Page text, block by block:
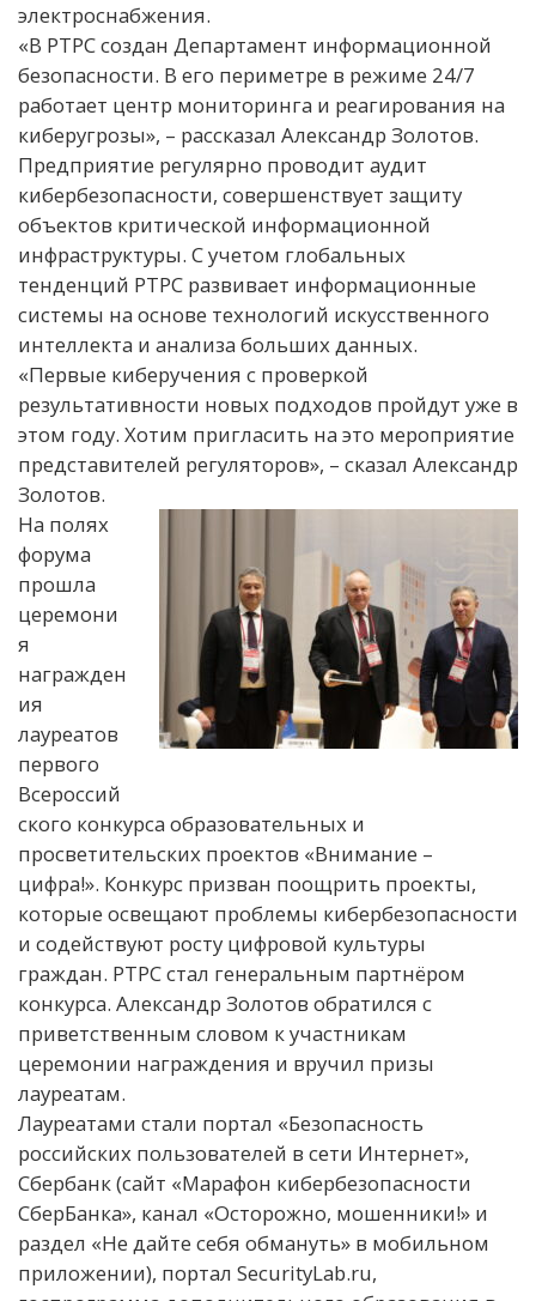
электроснабжения.
«В РТРС создан Департамент информационной
безопасности. В его периметре в режиме 24/7
работает центр мониторинга и реагирования на
киберугрозы», – рассказал Александр Золотов.
Предприятие регулярно проводит аудит
кибербезопасности, совершенствует защиту
объектов критической информационной
инфраструктуры. С учетом глобальных
тенденций РТРС развивает информационные
системы на основе технологий искусственного
интеллекта и анализа больших данных.
«Первые киберучения с проверкой
результативности новых подходов пройдут уже в
этом году. Хотим пригласить на это мероприятие
представителей регуляторов», – сказал Александр
Золотов.
На полях
форума
прошла
церемони
я
награжден
ия
лауреатов
первого
Всероссий
ского конкурса образовательных и
просветительских проектов «Внимание –
цифра!». Конкурс призван поощрить проекты,
которые освещают проблемы кибербезопасности
и содействуют росту цифровой культуры
граждан. РТРС стал генеральным партнёром
конкурса. Александр Золотов обратился с
приветственным словом к участникам
церемонии награждения и вручил призы
лауреатам.
Лауреатами стали портал «Безопасность
российских пользователей в сети Интернет»,
Сбербанк (сайт «Марафон кибербезопасности
СберБанка», канал «Осторожно, мошенники!» и
раздел «Не дайте себя обмануть» в мобильном
приложении), портал SecurityLab.ru,